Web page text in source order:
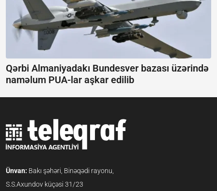
Qərbi Almaniyadakı Bundesver bazası üzərində
naməlum PUA-lar aşkar edilib
Ünvan: Bakı şəhəri, Binəqədi rayonu,
S.S.Axundov küçəsi 31/23